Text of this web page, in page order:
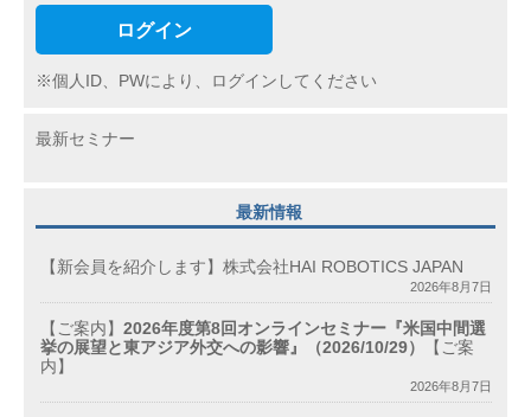
ログイン
※個人ID、PWにより、ログインしてください
最新セミナー
最新情報
【新会員を紹介します】株式会社HAI ROBOTICS JAPAN
2026年8月7日
【ご案内】 2026年度第8回オンラインセミナー『米国中間選
挙の展望と東アジア外交への影響』（2026/10/29）
【ご案
内】
2026年8月7日